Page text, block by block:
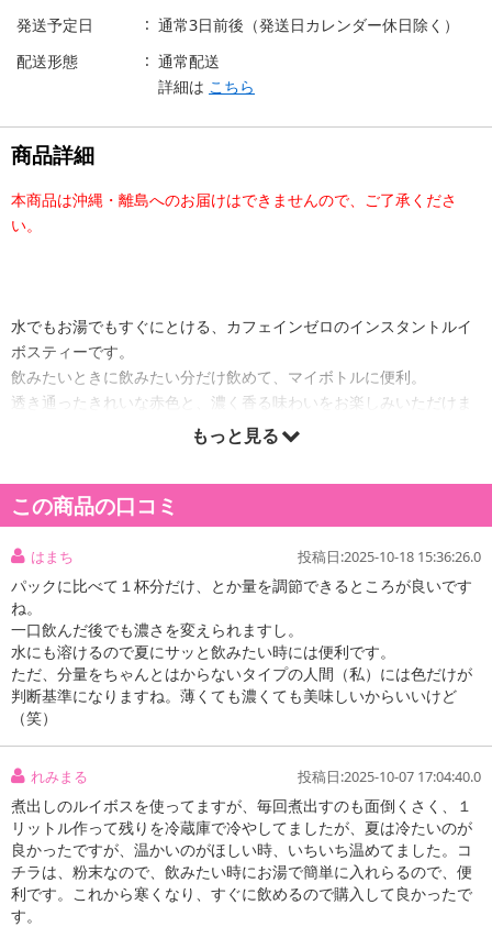
発送予定日
通常3日前後（発送日カレンダー休日除く）
配送形態
通常配送
詳細は こちら
商品詳細
本商品は沖縄・離島へのお届けはできませんので、ご了承くださ
い。
水でもお湯でもすぐにとける、カフェインゼロのインスタントルイ
ボスティーです。
飲みたいときに飲みたい分だけ飲めて、マイボトルに便利。
透き通ったきれいな赤色と、濃く香る味わいをお楽しみいただけま
・実際にお届けする商品とパッケージ等が異なる場合がございますので、あらかじめご了承く
ださい。
もっと見る
この商品の口コミ
はまち 投稿日:2025-10-18 15:36:26.0
パックに比べて１杯分だけ、とか量を調節できるところが良いです
ね。
一口飲んだ後でも濃さを変えられますし。
水にも溶けるので夏にサッと飲みたい時には便利です。
ただ、分量をちゃんとはからないタイプの人間（私）には色だけが
判断基準になりますね。薄くても濃くても美味しいからいいけど
（笑）
れみまる 投稿日:2025-10-07 17:04:40.0
煮出しのルイボスを使ってますが、毎回煮出すのも面倒くさく、１
リットル作って残りを冷蔵庫で冷やしてましたが、夏は冷たいのが
良かったですが、温かいのがほしい時、いちいち温めてました。コ
チラは、粉末なので、飲みたい時にお湯で簡単に入れらるので、便
利です。これから寒くなり、すぐに飲めるので購入して良かったで
す。